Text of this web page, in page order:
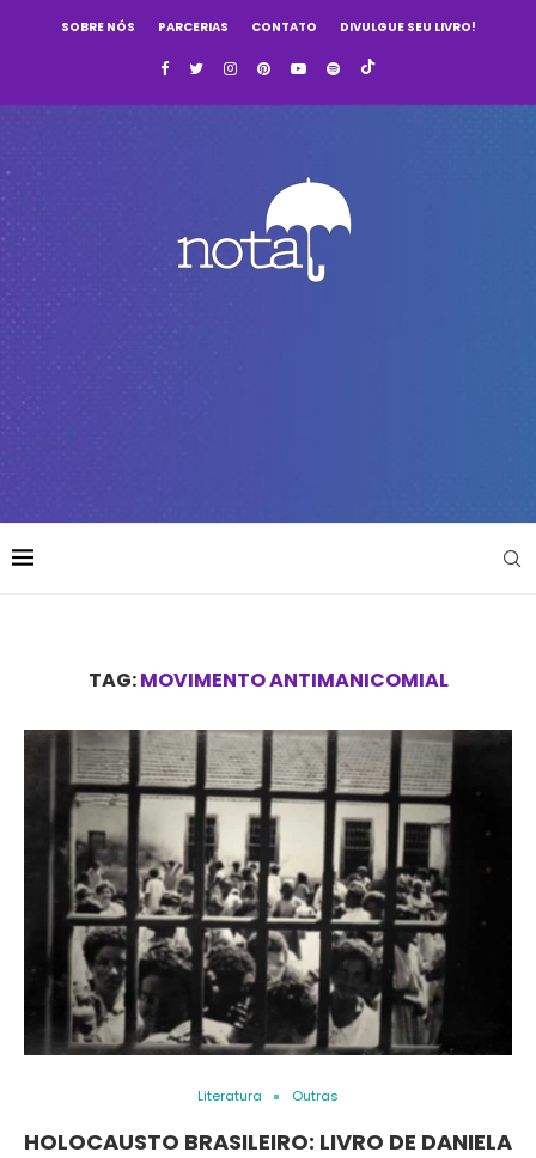
SOBRE NÓS PARCERIAS CONTATO DIVULGUE SEU LIVRO!
TAG:MOVIMENTO ANTIMANICOMIAL
Literatura Outras
HOLOCAUSTO BRASILEIRO: LIVRO DE DANIELA